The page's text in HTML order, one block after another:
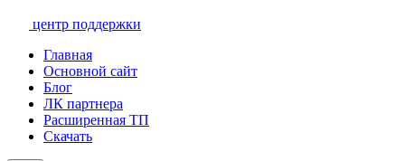
центр поддержки
Главная
Основной сайт
Блог
ЛК партнера
Расширенная ТП
Скачать